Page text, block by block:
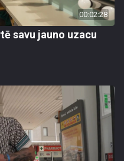
00:02:28
savu jauno uzacu